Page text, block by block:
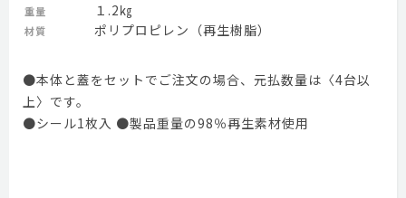
重量 １.2㎏
材質 ポリプロピレン（再生樹脂）
●本体と蓋をセットでご注文の場合、元払数量は〈4台以
上〉です。
●シール1枚入 ●製品重量の98％再生素材使用